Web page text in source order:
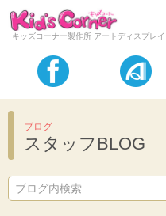
キッズコーナー製作所 アートディスプレイ
ブログ
スタッフBLOG